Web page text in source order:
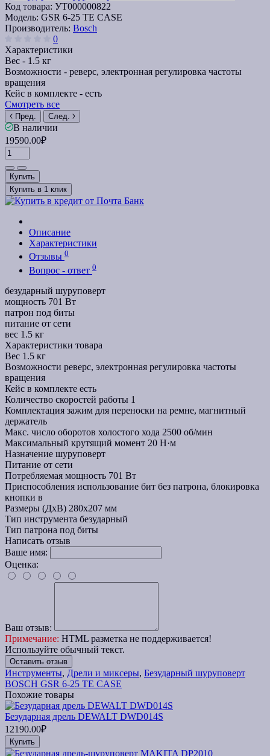
Код товара: УТ000000822
Модель: GSR 6-25 TE CASE
Производитель: Bosch
0
Характеристики
Вес - 1.5 кг
Возможности - реверс, электронная регулировка частоты
вращения
Кейс в комплекте - есть
Смотреть все
Пред. След.
В наличии
19590.00₽
Купить
Купить в 1 клик
Описание
Характеристики
Отзывы 0
Вопрос - ответ 0
безударный шуруповерт
мощность 701 Вт
патрон под биты
питание от сети
вес 1.5 кг
Характеристики товара
Вес 1.5 кг
Возможности реверс, электронная регулировка частоты
вращения
Кейс в комплекте есть
Количество скоростей работы 1
Комплектация зажим для переноски на ремне, магнитный
держатель
Макс. число оборотов холостого хода 2500 об/мин
Максимальный крутящий момент 20 Н·м
Назначение шуруповерт
Питание от сети
Потребляемая мощность 701 Вт
Приспособления использование бит без патрона, блокировка
кнопки в
Размеры (ДхВ) 280x207 мм
Тип инструмента безударный
Тип патрона под биты
Написать отзыв
Ваше имя:
Оценка:
Ваш отзыв:
Примечание: HTML разметка не поддерживается!
Используйте обычный текст.
Оставить отзыв
Инструменты, Дрели и миксеры, Безударный шуруповерт
BOSCH GSR 6-25 TE CASE
Похожие товары
Безударная дрель DEWALT DWD014S
12190.00₽
Купить